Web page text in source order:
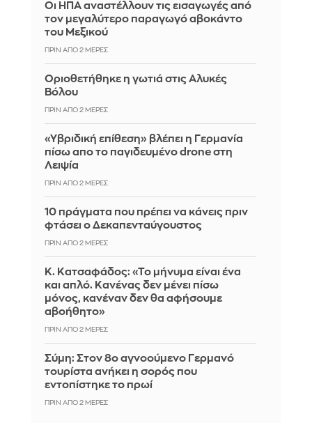
Οι ΗΠΑ αναστέλλουν τις εισαγωγές από
τον μεγαλύτερο παραγωγό αβοκάντο
του Μεξικού
ΠΡΙΝ ΑΠΌ 2 ΜΈΡΕΣ
Οριοθετήθηκε η γωτιά στις Αλυκές
Βόλου
ΠΡΙΝ ΑΠΌ 2 ΜΈΡΕΣ
«Υβριδική επίθεση» βλέπει η Γερμανία
πίσω απο το παγιδευμένο drone στη
Λειψία
ΠΡΙΝ ΑΠΌ 2 ΜΈΡΕΣ
10 πράγματα που πρέπει να κάνεις πριν
φτάσει ο Δεκαπενταύγουστος
ΠΡΙΝ ΑΠΌ 2 ΜΈΡΕΣ
Κ. Κατσαφάδος: «Το μήνυμα είναι ένα
και απλό. Κανένας δεν μένει πίσω
μόνος, κανέναν δεν θα αφήσουμε
αβοήθητο»
ΠΡΙΝ ΑΠΌ 2 ΜΈΡΕΣ
Σύμη: Στον 8ο αγνοούμενο Γερμανό
τουρίστα ανήκει η σορός που
εντοπίστηκε το πρωί
ΠΡΙΝ ΑΠΌ 2 ΜΈΡΕΣ